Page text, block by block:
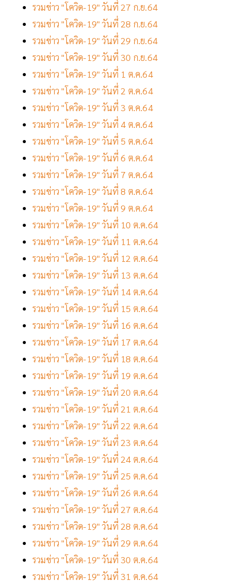
รวมข่าว "โควิด-19" วันที่ 27 ก.ย.64
รวมข่าว "โควิด-19" วันที่ 28 ก.ย.64
รวมข่าว "โควิด-19" วันที่ 29 ก.ย.64
รวมข่าว "โควิด-19" วันที่ 30 ก.ย.64
รวมข่าว "โควิด-19" วันที่ 1 ต.ค.64
รวมข่าว "โควิด-19" วันที่ 2 ต.ค.64
รวมข่าว "โควิด-19" วันที่ 3 ต.ค.64
รวมข่าว "โควิด-19" วันที่ 4 ต.ค.64
รวมข่าว "โควิด-19" วันที่ 5 ต.ค.64
รวมข่าว "โควิด-19" วันที่ 6 ต.ค.64
รวมข่าว "โควิด-19" วันที่ 7 ต.ค.64
รวมข่าว "โควิด-19" วันที่ 8 ต.ค.64
รวมข่าว "โควิด-19" วันที่ 9 ต.ค.64
รวมข่าว "โควิด-19" วันที่ 10 ต.ค.64
รวมข่าว "โควิด-19" วันที่ 11 ต.ค.64
รวมข่าว "โควิด-19" วันที่ 12 ต.ค.64
รวมข่าว "โควิด-19" วันที่ 13 ต.ค.64
รวมข่าว "โควิด-19" วันที่ 14 ต.ค.64
รวมข่าว "โควิด-19" วันที่ 15 ต.ค.64
รวมข่าว "โควิด-19" วันที่ 16 ต.ค.64
รวมข่าว "โควิด-19" วันที่ 17 ต.ค.64
รวมข่าว "โควิด-19" วันที่ 18 ต.ค.64
รวมข่าว "โควิด-19" วันที่ 19 ต.ค.64
รวมข่าว "โควิด-19" วันที่ 20 ต.ค.64
รวมข่าว "โควิด-19" วันที่ 21 ต.ค.64
รวมข่าว "โควิด-19" วันที่ 22 ต.ค.64
รวมข่าว "โควิด-19" วันที่ 23 ต.ค.64
รวมข่าว "โควิด-19" วันที่ 24 ต.ค.64
รวมข่าว "โควิด-19" วันที่ 25 ต.ค.64
รวมข่าว "โควิด-19" วันที่ 26 ต.ค.64
รวมข่าว "โควิด-19" วันที่ 27 ต.ค.64
รวมข่าว "โควิด-19" วันที่ 28 ต.ค.64
รวมข่าว "โควิด-19" วันที่ 29 ต.ค.64
รวมข่าว "โควิด-19" วันที่ 30 ต.ค.64
รวมข่าว "โควิด-19" วันที่ 31 ต.ค.64